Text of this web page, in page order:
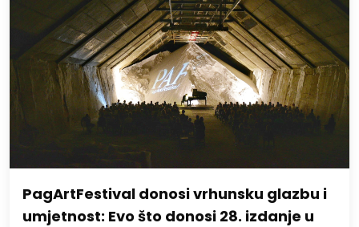
PagArtFestival donosi vrhunsku glazbu i
umjetnost: Evo što donosi 28. izdanje u